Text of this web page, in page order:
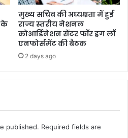
के
मुख्य सचिव की अध्यक्षता में हुई
राज्य स्तरीय नेशनल
कोआर्डिनेशन सेंटर फॉर ड्रग लॉ
एनफोर्समेंट की बैठक
2 days ago
published. Required fields are